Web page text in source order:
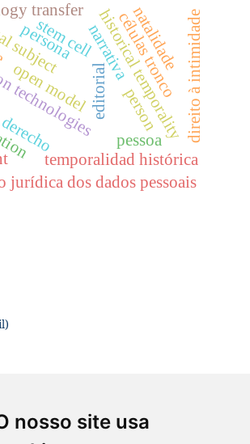
nosso site usa
editorial
open model person
subject historical temporality
persona
temporalidad histórica
jurídica dos dados pessoais
direito à intimidade
stem cell
transfer células tronco
narrativanatalidade
pessoa